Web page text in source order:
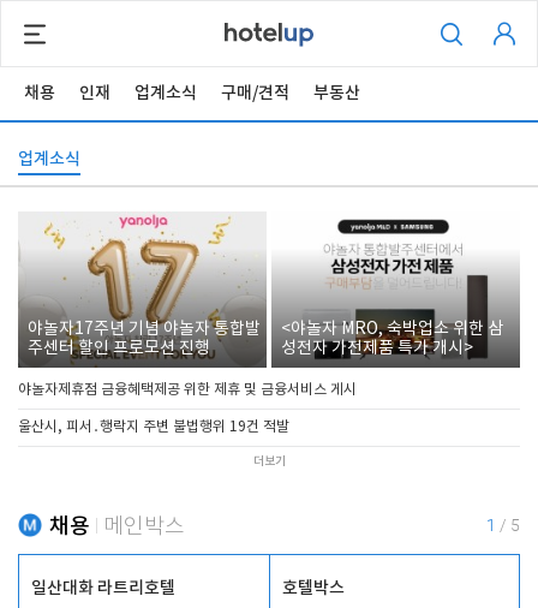
채용 인재 업계소식 구매/견적 부동산
업계소식
야놀자17주년 기념 야놀자 통합발
주센터 할인 프로모션 진행
<야놀자 MRO, 숙박업소 위한 삼
성전자 가전제품 특가 개시>
야놀자제휴점 금융혜택제공 위한 제휴 및 금융서비스 게시
울산시, 피서․행락지 주변 불법행위 19건 적발
더보기
채용 메인박스 1 / 5
일산대화 라트리호텔 호텔박스